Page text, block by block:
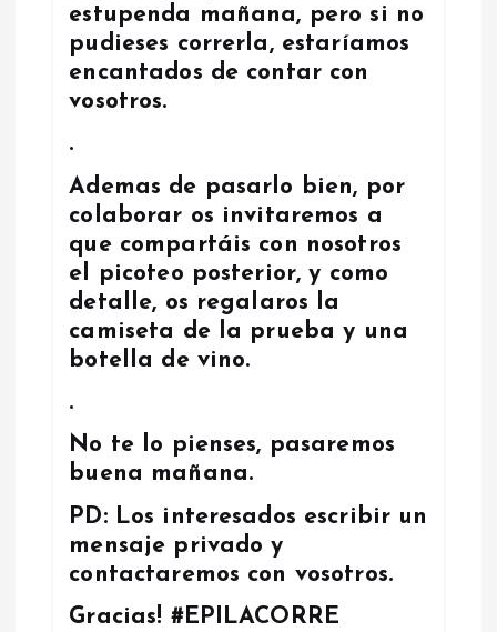
estupenda mañana, pero si no
pudieses correrla, estaríamos
encantados de contar con
vosotros.
.
Ademas de pasarlo bien, por
colaborar os invitaremos a
que compartáis con nosotros
el picoteo posterior, y como
detalle, os regalaros la
camiseta de la prueba y una
botella de vino.
.
No te lo pienses, pasaremos
buena mañana.
PD: Los interesados escribir un
mensaje privado y
contactaremos con vosotros.
Gracias! #EPILACORRE